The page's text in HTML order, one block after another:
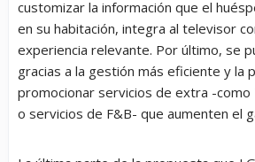
customizar la información que el
en su habitación, integra al televisor
experiencia relevante. Por último, se
gracias a la gestión más eficiente y la
promocionar servicios de extra -como
o servicios de F&B- que aumenten el